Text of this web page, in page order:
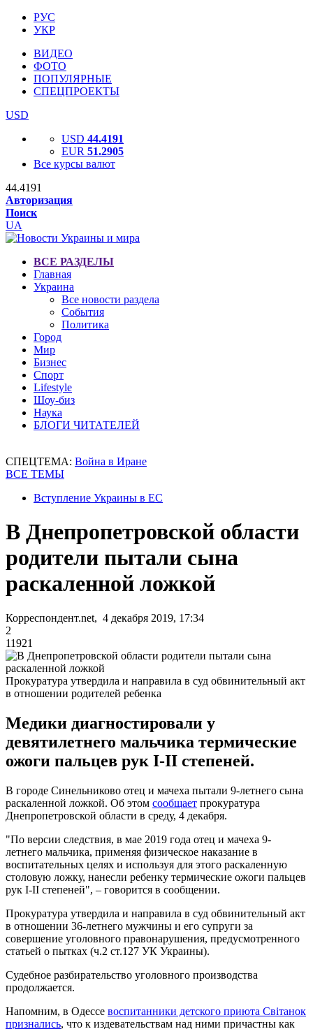
РУС
УКР
ВИДЕО
ФОТО
ПОПУЛЯРНЫЕ
СПЕЦПРОЕКТЫ
USD
USD 44.4191
EUR 51.2905
Все курсы валют
44.4191
Авторизация
Поиск
UA
ВСЕ РАЗДЕЛЫ
Главная
Украина
Все новости раздела
События
Политика
Город
Мир
Бизнес
Спорт
Lifestyle
Шоу-биз
Наука
БЛОГИ ЧИТАТЕЛЕЙ
СПЕЦТЕМА: Война в Иране
ВСЕ ТЕМЫ
Вступление Украины в ЕС
В Днепропетровской области
родители пытали сына
раскаленной ложкой
Корреспондент.net, 4 декабря 2019, 17:34
2
11921
Прокуратура утвердила и направила в суд обвинительный акт
в отношении родителей ребенка
Медики диагностировали у
девятилетнего мальчика термические
ожоги пальцев рук I-II степеней.
В городе Синельниково отец и мачеха пытали 9-летнего сына
раскаленной ложкой. Об этом сообщает прокуратура
Днепропетровской области в среду, 4 декабря.
"По версии следствия, в мае 2019 года отец и мачеха 9-
летнего мальчика, применяя физическое наказание в
воспитательных целях и используя для этого раскаленную
столовую ложку, нанесли ребенку термические ожоги пальцев
рук I-II степеней", – говорится в сообщении.
Прокуратура утвердила и направила в суд обвинительный акт
в отношении 36-летнего мужчины и его супруги за
совершение уголовного правонарушения, предусмотренного
статьей о пытках (ч.2 ст.127 УК Украины).
Судебное разбирательство уголовного производства
продолжается.
Напомним, в Одессе воспитанники детского приюта Світанок
признались, что к издевательствам над ними причастны как